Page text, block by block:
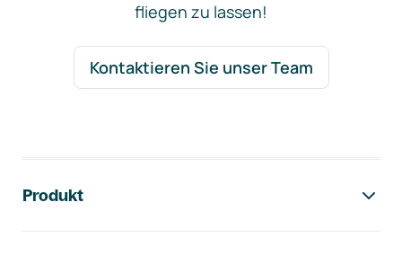
fliegen zu lassen!
Kontaktieren Sie unser Team
Produkt